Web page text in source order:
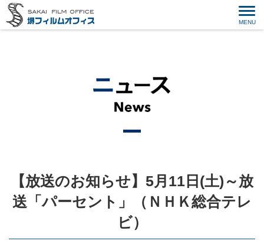
【放送のお知らせ】5月11日(土)～放
送「パーセント」（ＮＨＫ総合テレ
ビ）